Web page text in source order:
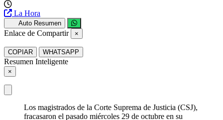
La Hora
Auto Resumen
Enlace de Compartir ×
COPIAR WHATSAPP
Resumen Inteligente
×
Los magistrados de la Corte Suprema de Justicia (CSJ),
fracasaron el pasado miércoles 29 de octubre en su